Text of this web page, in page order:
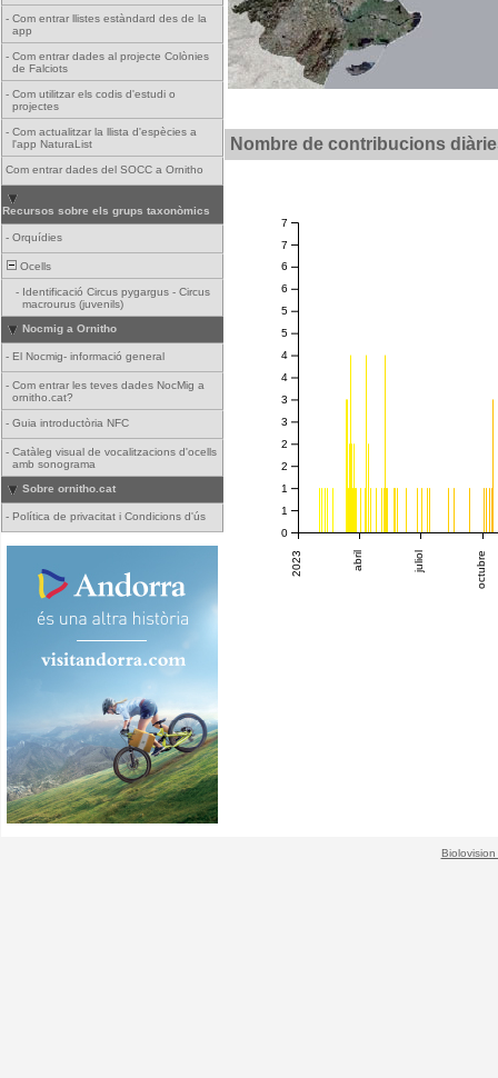
- Com entrar llistes estàndard des de la
app
- Com entrar dades al projecte Colònies
de Falciots
- Com utilitzar els codis d'estudi o
projectes
- Com actualitzar la llista d'espècies a
l'app NaturaList
Com entrar dades del SOCC a Ornitho
Recursos sobre els grups taxonòmics
- Orquídies
Ocells
- Identificació Circus pygargus - Circus
macrourus (juvenils)
Nocmig a Ornitho
- El Nocmig- informació general
- Com entrar les teves dades NocMig a
ornitho.cat?
- Guia introductòria NFC
- Catàleg visual de vocalitzacions d'ocells
amb sonograma
Sobre ornitho.cat
- Política de privacitat i Condicions d'ús
Nombre de contribucions
2023 abril juliol octubre
0
1
1
2
2
3
3
4
4
5
5
6
6
7
7
Biolovision